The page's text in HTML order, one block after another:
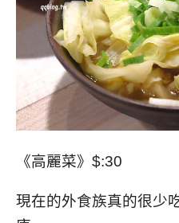
《高麗菜》$:30
現在的外食族真的很少